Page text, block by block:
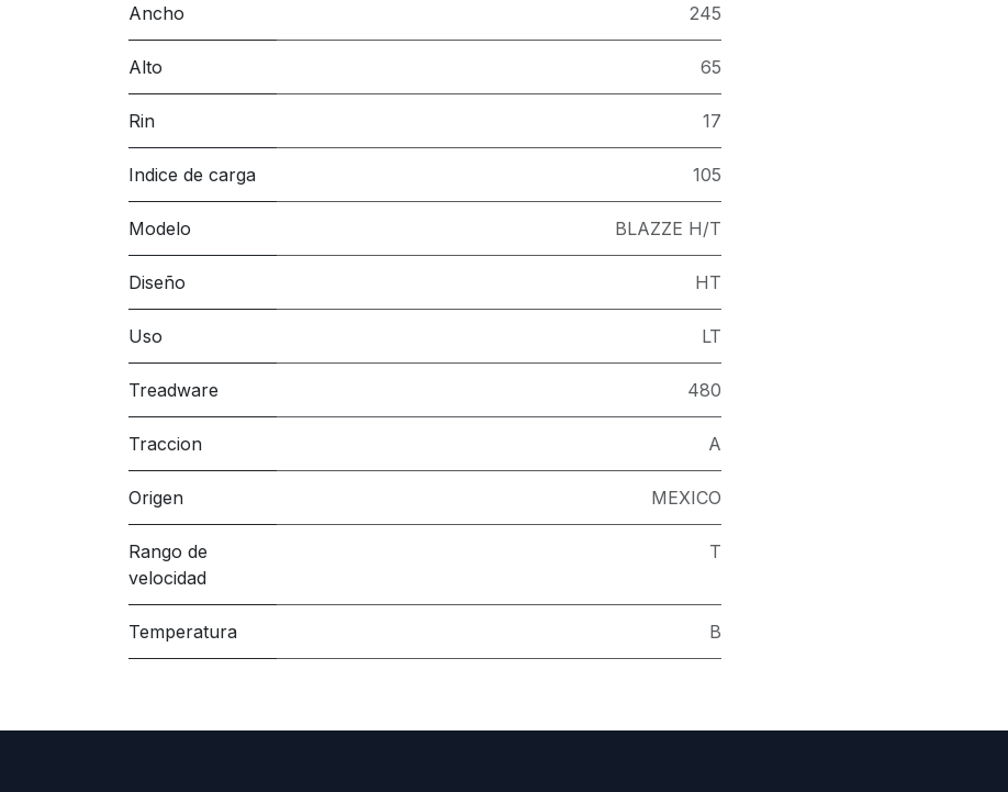
Ancho 245
Alto 65
Rin 17
Indice de carga 105
Modelo BLAZZE H/T
Diseño HT
Uso LT
Treadware 480
Traccion A
Origen MEXICO
Rango de
velocidad
T
Temperatura B